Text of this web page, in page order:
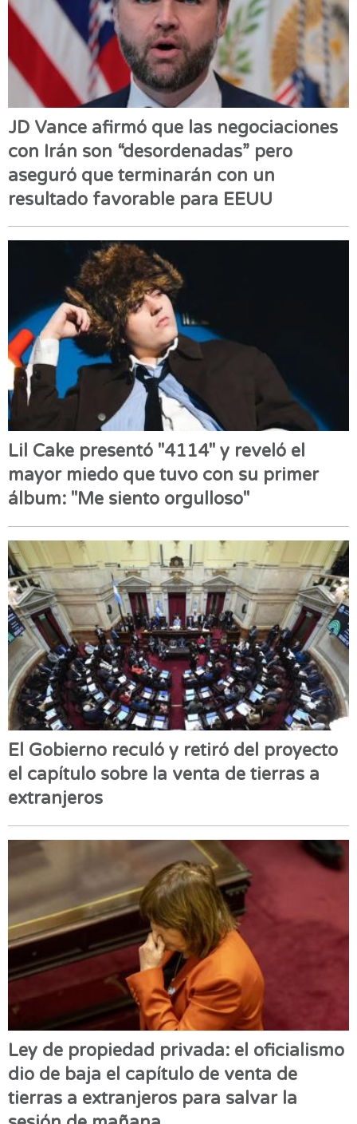
JD Vance afirmó que las negociaciones
con Irán son “desordenadas” pero
aseguró que terminarán con un
resultado favorable para EEUU
Lil Cake presentó "4114" y reveló el
mayor miedo que tuvo con su primer
álbum: "Me siento orgulloso"
El Gobierno reculó y retiró del proyecto
el capítulo sobre la venta de tierras a
extranjeros
Ley de propiedad privada: el oficialismo
dio de baja el capítulo de venta de
tierras a extranjeros para salvar la